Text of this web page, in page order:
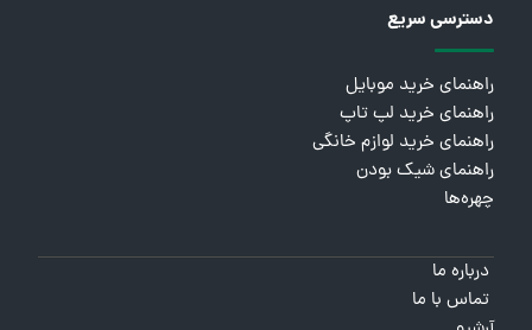
دسترسی سریع
راهنمای خرید موبایل
راهنمای خرید لپ تاپ
راهنمای خرید لوازم خانگی
راهنمای شیک بودن
چهره‌ها
درباره ما
تماس با ما